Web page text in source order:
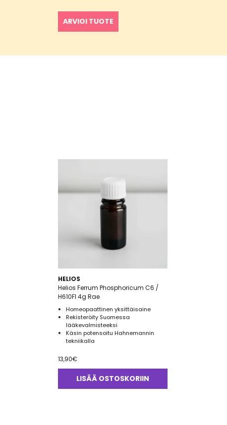
ARVIOI TUOTE
HELIOS
Helios Ferrum Phosphoricum C6 /
H610FI 4g Rae
Homeopaattinen yksittäisaine
Rekisteröity Suomessa
lääkevalmisteeksi
Käsin potensoitu Hahnemannin
tekniikalla
13,90€
LISÄÄ OSTOSKORIIN